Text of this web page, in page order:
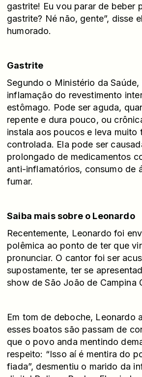
gastrite! Eu vou parar de beber
gastrite? Né não, gente”, disse
humorado.
Gastrite
Segundo o Ministério da Saúde,
inflamação do revestimento
estômago. Pode ser aguda,
repente e dura pouco, ou
instala aos poucos e leva muito
controlada. Ela pode ser
prolongado de medicamentos
anti-inflamatórios, consumo de
fumar.
Saiba mais sobre o Leonardo
Recentemente, Leonardo foi
polêmica ao ponto de ter que
pronunciar. O cantor foi ser
supostamente, ter se
show de São João de Campina
Em tom de deboche, Leonardo
esses boatos são passam de
que o povo anda mentindo
respeito: “Isso aí é mentira do
fiada”, desmentiu o marido da